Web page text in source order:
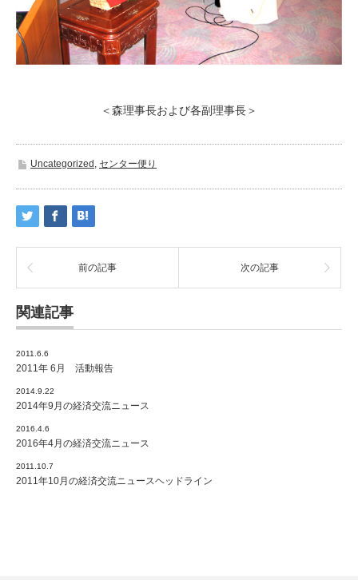
＜森理事長および各副理事長＞
Uncategorized , センター便り
前の記事 次の記事
関連記事
2011.6.6
2011年 6月 活動報告
2014.9.22
2014年9月の経済交流ニュース
2016.4.6
2016年4月の経済交流ニュース
2011.10.7
2011年10月の経済交流ニュースヘッドライン